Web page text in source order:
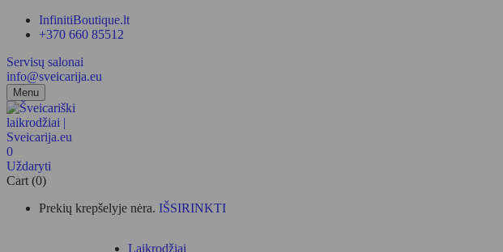
InfinitiBoutique.lt
+370 660 85512
Servisų salonai
info@sveicarija.eu
Menu
0
Uždaryti
Cart (0)
Prekių krepšelyje nėra. IŠSIRINKTI
Laikrodžiai